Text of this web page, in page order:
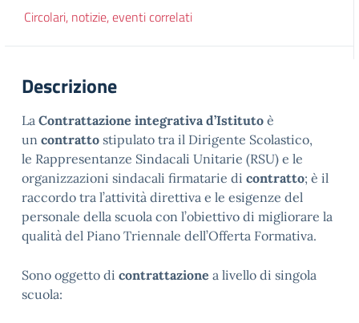
Circolari, notizie, eventi correlati
Descrizione
La Contrattazione integrativa d’Istituto è
un contratto stipulato tra il Dirigente Scolastico,
le Rappresentanze Sindacali Unitarie (RSU) e le
organizzazioni sindacali firmatarie di contratto; è il
raccordo tra l’attività direttiva e le esigenze del
personale della scuola con l’obiettivo di migliorare la
qualità del Piano Triennale dell’Offerta Formativa.
Sono oggetto di contrattazione a livello di singola
scuola: